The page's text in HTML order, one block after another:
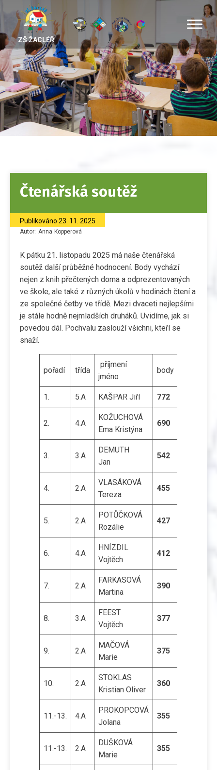
ZŠ ŽACLÉŘ
Čtenářská soutěž
Publikováno 23. 11. 2025
Autor: Anna Kopperová
K pátku 21. listopadu 2025 má naše čtenářská
soutěž další průběžné hodnocení. Body vychází
nejen z knih přečtených doma a odprezentovaných
ve škole, ale také z různých úkolů v hodinách čtení a
ze společné četby ve třídě. Mezi dvaceti nejlepšími
je stále hodně nejmladších druháků. Uvidíme, jak si
povedou dál. Pochvalu zaslouží všichni, kteří se
snaží.
pořadí třída
příjmení
jméno
body
1. 5.A KAŠPAR Jiří 772
2. 4.A
KOŽUCHOVÁ
Ema Kristýna
690
3. 3.A
DEMUTH
Jan
542
4. 2.A
VLASÁKOVÁ
Tereza
455
5. 2.A
POTŮČKOVÁ
Rozálie
427
6. 4.A
HNÍZDIL
Vojtěch
412
7. 2.A
FARKASOVÁ
Martina
390
8. 3.A
FEEST
Vojtěch
377
9. 2.A
MAČOVÁ
Marie
375
10. 2.A
STOKLAS
Kristian Oliver
360
11.-13. 4.A
PROKOPCOVÁ
Jolana
355
11.-13. 2.A
DUŠKOVÁ
Marie
355